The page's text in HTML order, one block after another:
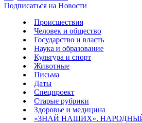
Подписаться на Новости
Происшествия
Человек и общество
Государство и власть
Наука и образование
Культура и спорт
Животные
Письма
Даты
Спецпроект
Старые рубрики
Здоровье и медицина
«ЗНАЙ НАШИХ».